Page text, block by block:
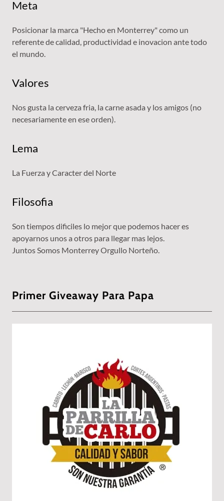
Meta
Posicionar la marca "Hecho en Monterrey" como un
referente de calidad, productividad e inovacion ante todo
el mundo.
Valores
Nos gusta la cerveza fria, la carne asada y los amigos (no
necesariamente en ese orden).
Lema
La Fuerza y Caracter del Norte
Filosofia
Son tiempos dificiles lo mejor que podemos hacer es
apoyarnos unos a otros para llegar mas lejos.
Juntos Somos Monterrey Orgullo Norteño.
Primer Giveaway Para Papa